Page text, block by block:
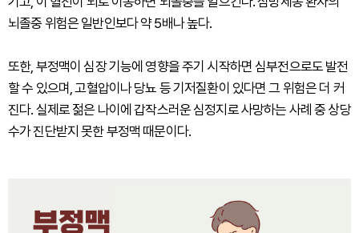
뇌졸중 위험은 일반인보다 약 5배나 높다.
또한, 부정맥이 심장 기능에 영향을 주기 시작하면 심부전으로도 발전
할 수 있으며, 고혈압이나 당뇨 등 기저질환이 있다면 그 위험은 더 커
진다. 실제로 젊은 나이에 갑작스러운 심정지로 사망하는 사례 중 상당
수가 진단받지 못한 부정맥 때문이다.